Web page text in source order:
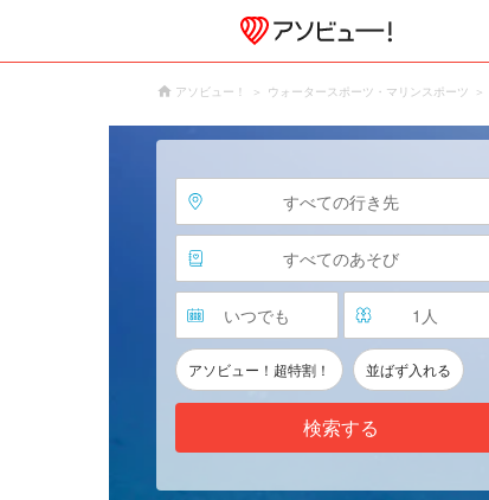
アソビュー！ ウォータースポーツ・マリンスポーツ
すべての行き先
すべてのあそび
いつでも 1 人
アソビュー！超特割！ 並ばず入れる
検索する